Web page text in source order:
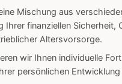
Mischung aus
Ihrer finanziellen Sicherheit,
Altersvorsorge.
wir Ihnen individuelle
persönlichen